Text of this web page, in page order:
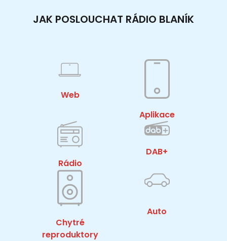
JAK POSLOUCHAT RÁDIO BLANÍK
Web
Aplikace
Rádio
DAB+
Chytré
reproduktory
Auto